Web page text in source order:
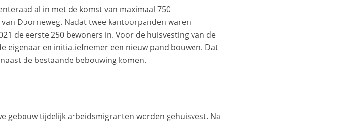
al in met de komst van maximaal 750
Doorneweg. Nadat twee kantoorpanden waren
de eerste 250 bewoners in. Voor de huisvesting van de
eigenaar en initiatiefnemer een nieuw pand bouwen. Dat
de bestaande bebouwing komen.
gebouw tijdelijk arbeidsmigranten worden gehuisvest. Na